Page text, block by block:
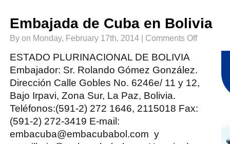
Embajada de Cuba en Bolivia
By on Monday, February 17th, 2014 | Comments Offon
ESTADO PLURINACIONAL DE BOLIVIA
Embajador: Sr. Rolando Gómez González.
Dirección Calle Gobles No. 6246e/ 11 y 12,
Bajo Irpavi, Zona Sur, La Paz, Bolivia.
Teléfonos:(591-2) 272 1646, 2115018 Fax:
(591-2) 272-3419 E-mail:
embacuba@embacubabol.com y